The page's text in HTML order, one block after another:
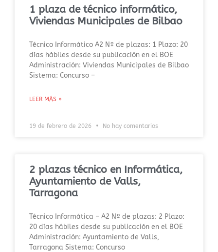
1 plaza de técnico informático,
Viviendas Municipales de Bilbao
Técnico Informático A2 Nº de plazas: 1 Plazo: 20
días hábiles desde su publicación en el BOE
Administración: Viviendas Municipales de Bilbao
Sistema: Concurso –
LEER MÁS »
19 de febrero de 2026 No hay comentarios
2 plazas técnico en Informática,
Ayuntamiento de Valls,
Tarragona
Técnico Informática – A2 Nº de plazas: 2 Plazo:
20 días hábiles desde su publicación en el BOE
Administración: Ayuntamiento de Valls,
Tarragona Sistema: Concurso